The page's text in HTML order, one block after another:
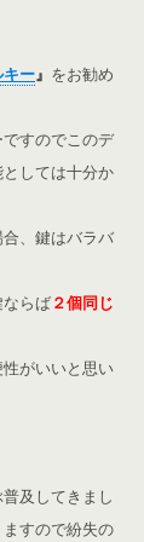
ー』 をお勧め
すのでこのデ
しては十分か
、鍵はバラバ
らば２個同じ
がいいと思い
及してきまし
すので紛失の